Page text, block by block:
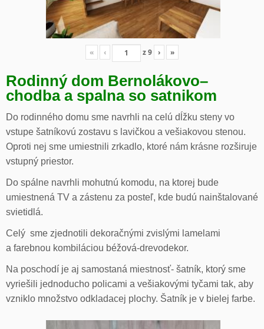
« ‹ z9 › »
Rodinný dom Bernolákovo–
chodba a spalna so satnikom
Do rodinného domu sme navrhli na celú dĺžku steny vo
vstupe šatníkovú zostavu s lavičkou a vešiakovou stenou.
Oproti nej sme umiestnili zrkadlo, ktoré nám krásne rozširuje
vstupný priestor.
Do spálne navrhli mohutnú komodu, na ktorej bude
umiestnená TV a zástenu za posteľ, kde budú nainštalované
svietidlá.
Celý sme zjednotili dekoračnými zvislými lamelami
a farebnou kombiláciou béžová-drevodekor.
Na poschodí je aj samostaná miestnosť- šatník, ktorý sme
vyriešili jednoducho policami a vešiakovými tyčami tak, aby
vzniklo množstvo odkladacej plochy. Šatník je v bielej farbe.